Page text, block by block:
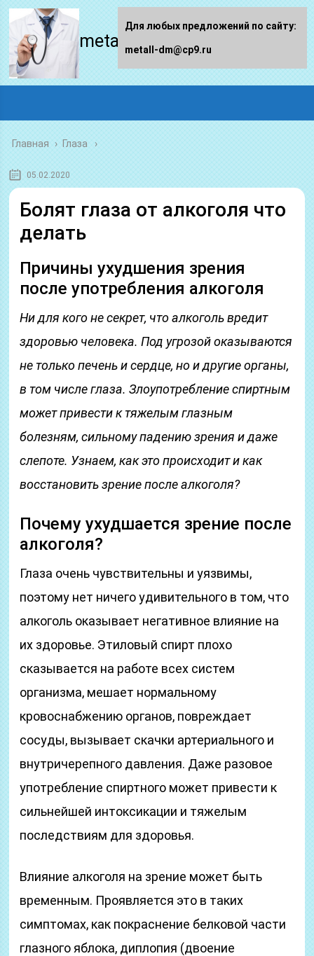
metall-dm.ru
Главная › Глаза
05.02.2020
Болят глаза от алкоголя что
делать
Причины ухудшения зрения
после употребления алкоголя
Ни для кого не секрет, что алкоголь вредит
здоровью человека. Под угрозой оказываются
не только печень и сердце, но и другие органы,
в том числе глаза. Злоупотребление спиртным
может привести к тяжелым глазным
болезням, сильному падению зрения и даже
слепоте. Узнаем, как это происходит и как
восстановить зрение после алкоголя?
Почему ухудшается зрение после
алкоголя?
Глаза очень чувствительны и уязвимы,
поэтому нет ничего удивительного в том, что
алкоголь оказывает негативное влияние на
их здоровье. Этиловый спирт плохо
сказывается на работе всех систем
организма, мешает нормальному
кровоснабжению органов, повреждает
сосуды, вызывает скачки артериального и
внутричерепного давления. Даже разовое
употребление спиртного может привести к
сильнейшей интоксикации и тяжелым
последствиям для здоровья.
Влияние алкоголя на зрение может быть
временным. Проявляется это в таких
симптомах, как покраснение белковой части
глазного яблока, диплопия (двоение
Для любых предложений по сайту:
metall-dm@cp9.ru